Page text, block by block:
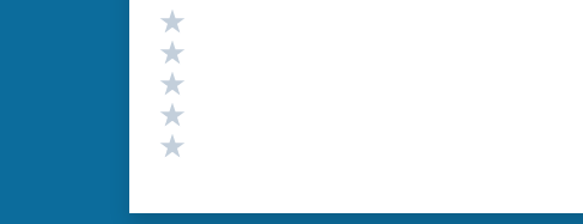
Valutazione